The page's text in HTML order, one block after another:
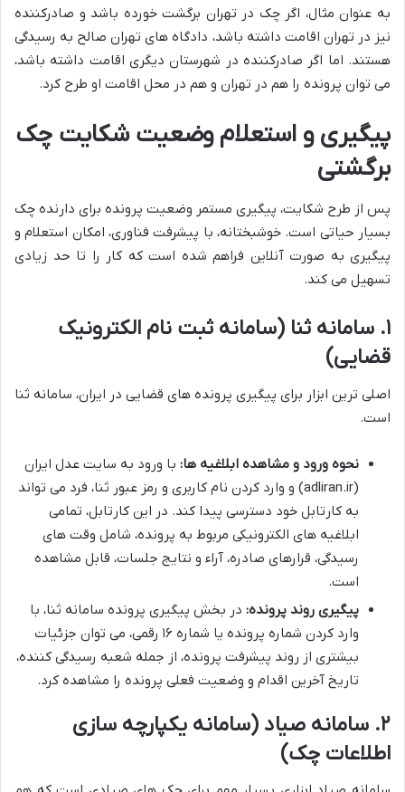
به عنوان مثال، اگر چک در تهران برگشت خورده باشد و صادرکننده
نیز در تهران اقامت داشته باشد، دادگاه های تهران صالح به رسیدگی
هستند. اما اگر صادرکننده در شهرستان دیگری اقامت داشته باشد،
می توان پرونده را هم در تهران و هم در محل اقامت او طرح کرد.
پیگیری و استعلام وضعیت شکایت چک
برگشتی
پس از طرح شکایت، پیگیری مستمر وضعیت پرونده برای دارنده چک
بسیار حیاتی است. خوشبختانه، با پیشرفت فناوری، امکان استعلام و
پیگیری به صورت آنلاین فراهم شده است که کار را تا حد زیادی
تسهیل می کند.
۱. سامانه ثنا (سامانه ثبت نام الکترونیک
قضایی)
اصلی ترین ابزار برای پیگیری پرونده های قضایی در ایران، سامانه ثنا
است.
نحوه ورود و مشاهده ابلاغیه ها: با ورود به سایت عدل ایران
(adliran.ir) و وارد کردن نام کاربری و رمز عبور ثنا، فرد می تواند
به کارتابل خود دسترسی پیدا کند. در این کارتابل، تمامی
ابلاغیه های الکترونیکی مربوط به پرونده، شامل وقت های
رسیدگی، قرارهای صادره، آراء و نتایج جلسات، قابل مشاهده
است.
پیگیری روند پرونده: در بخش پیگیری پرونده سامانه ثنا، با
وارد کردن شماره پرونده یا شماره ۱۶ رقمی، می توان جزئیات
بیشتری از روند پیشرفت پرونده، از جمله شعبه رسیدگی کننده،
تاریخ آخرین اقدام و وضعیت فعلی پرونده را مشاهده کرد.
۲. سامانه صیاد (سامانه یکپارچه سازی
اطلاعات چک)